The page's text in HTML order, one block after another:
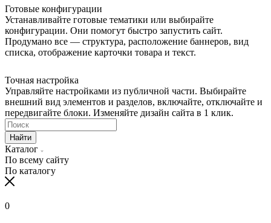
Готовые конфигурации
Устанавливайте готовые тематики или выбирайте
конфигурации. Они помогут быстро запустить сайт.
Продумано все — структура, расположение баннеров, вид
списка, отображение карточки товара и текст.
Точная настройка
Управляйте настройками из публичной части. Выбирайте
внешний вид элементов и разделов, включайте, отключайте и
передвигайте блоки. Изменяйте дизайн сайта в 1 клик.
Найти
Каталог
По всему сайту
По каталогу
0